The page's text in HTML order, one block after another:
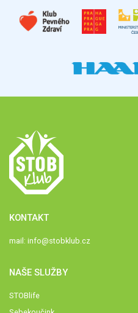
KONTAKT
mail: info@stobklub.cz
NAŠE SLUŽBY
STOBlife